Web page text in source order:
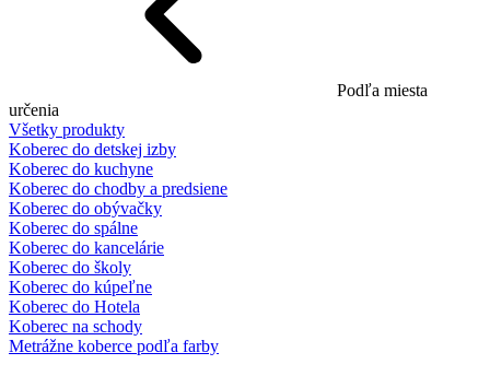
Podľa miesta
určenia
Všetky produkty
Koberec do detskej izby
Koberec do kuchyne
Koberec do chodby a predsiene
Koberec do obývačky
Koberec do spálne
Koberec do kancelárie
Koberec do školy
Koberec do kúpeľne
Koberec do Hotela
Koberec na schody
Metrážne koberce podľa farby